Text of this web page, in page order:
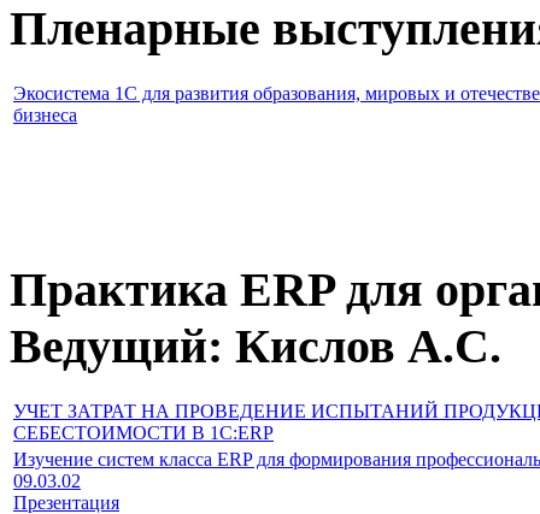
Пленарные
Экосистема 1С для развития образования, мировых и
бизнеса
Практика ERP для
Ведущий: Кислов А.С.
УЧЕТ ЗАТРАТ НА ПРОВЕДЕНИЕ ИСПЫТАНИЙ
СЕБЕСТОИМОСТИ В 1С:ERP
Изучение систем класса ERP для формирования
09.03.02
Презентация